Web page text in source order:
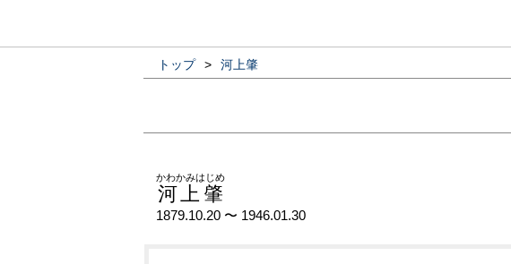
トップ > 河上肇
河上肇
かわかみはじめ
1879.10.20 〜 1946.01.30